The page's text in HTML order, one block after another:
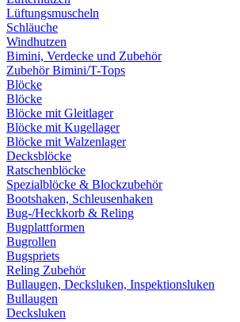
Lüftungsmuscheln
Schläuche
Windhutzen
Bimini, Verdecke und Zubehör
Zubehör Bimini/T-Tops
Blöcke
Blöcke
Blöcke mit Gleitlager
Blöcke mit Kugellager
Blöcke mit Walzenlager
Decksblöcke
Ratschenblöcke
Spezialblöcke & Blockzubehör
Bootshaken, Schleusenhaken
Bug-/Heckkorb & Reling
Bugplattformen
Bugrollen
Bugspriets
Reling Zubehör
Bullaugen, Decksluken, Inspektionsluken
Bullaugen
Decksluken